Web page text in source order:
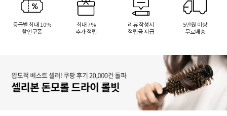
등급별 최대 10%
할인쿠폰
최대 7%
추가 적립
리뷰 작성시
적립금 지급
5만원 이상
무료배송